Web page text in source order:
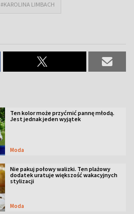
#KAROLINA LIMBACH
Ten kolor może przyćmić pannę młodą.
Jest jednak jeden wyjątek
Moda
Nie pakuj połowy walizki. Ten plażowy
dodatek uratuje większość wakacyjnych
stylizacji
Moda